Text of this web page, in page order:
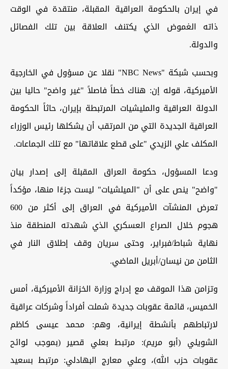
في إيران بالحكومة العراقية المقبلة، منتقدة في الوقت
ذاته الغموض الذي يكتنف العلاقة بين تلك الفصائل
والدولة.
وبحسب شبكة "NBC News" نقلا عن مسؤول في الخارجية
الأميركية، قوله إن: هناك خطاً فاصلاً "غير واضح" حاليا بين
الدولة العراقية والمليشيات المرتبطة بإيران، حاثاً الحكومة
العراقية الجديدة التي من المرتقب أن يشكلها رئيس الوزراء
المكلف علي الزيدي "على قطع علاقاتها" مع تلك الجماعات.
ودعا المسؤول، حكومة العراق المقبلة إلى إصدار بيان
"واضح" ينص على أن "الميلشيات" ليست جزءًا منها، مؤكداً
تعرض المنشآت الأميركية في العراق إلى أكثر من 600
هجوم خلال الصراع العسكري الذي شهدته المنطقة منذ
نهاية شباط/فبراير، وحتى سريان وقف إطلاق النار في
الثامن من نيسان/أبريل الماضي.
وتزامن هذا الموقف مع إدراج وزارة الخزانة الأميركية، أمس
الخميس، قائمة عقوبات جديدة شملت أفراداً وشركات عراقية
لارتباطهم بأنشطة إيرانية، وهم: محمد عيسى كاظم
الشويلي (أبو مريم): مرتبط بعلي قصير (بموجب لوائح
عقوبات حزب الله)، وعلي معارج البهادلي: مرتبط بسعيد